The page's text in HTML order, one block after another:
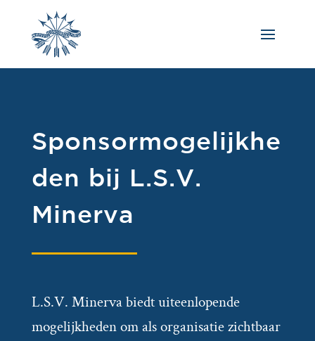
Sponsormogelijkhe
den bij L.S.V.
Minerva
L.S.V. Minerva biedt uiteenlopende
mogelijkheden om als organisatie zichtbaar